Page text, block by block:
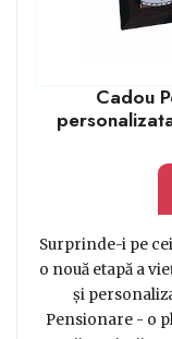
durabilă a unei
Cadou
Surprinde-i pe
o nouă etapă a
și
Pensionare - o